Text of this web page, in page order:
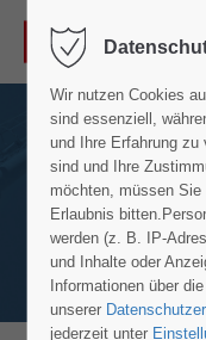
Wir nutzen Cookies
sind essenziell,
und Ihre Erfahrung zu
sind und Ihre
möchten, müssen
Erlaubnis bitten.
werden (z. B. IP-
und Inhalte oder
Informationen über
unserer
jederzeit unter